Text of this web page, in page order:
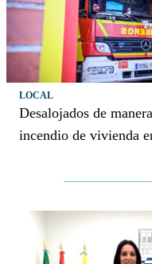
LOCAL
Desalojados de
incendio de vivienda